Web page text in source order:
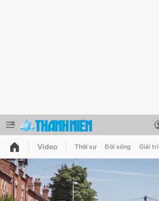
QUẢNG CÁO
Thông tin tài khoản
Video Thời sự Đời sống Giải trí